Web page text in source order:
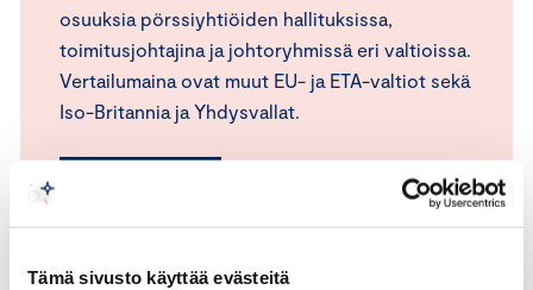
Tämä sivusto käyttää evästeitä
osuuksia pörssiyhtiöiden hallituksissa,
toimitusjohtajina ja johtoryhmissä eri valtioissa.
Vertailumaina ovat muut EU- ja ETA-valtiot sekä
Iso-Britannia ja Yhdysvallat.